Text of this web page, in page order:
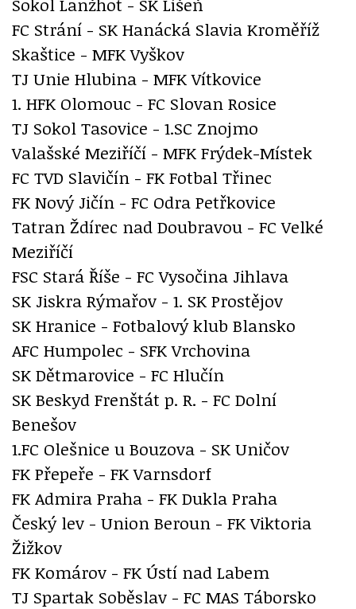
FC Strání - SK Hanácká Slavia Kroměříž
Skaštice - MFK Vyškov
TJ Unie Hlubina - MFK Vítkovice
1. HFK Olomouc - FC Slovan Rosice
TJ Sokol Tasovice - 1.SC Znojmo
Valašské Meziříčí - MFK Frýdek-Místek
FC TVD Slavičín - FK Fotbal Třinec
FK Nový Jičín - FC Odra Petřkovice
Tatran Ždírec nad Doubravou - FC Velké
Meziříčí
FSC Stará Říše - FC Vysočina Jihlava
SK Jiskra Rýmařov - 1. SK Prostějov
SK Hranice - Fotbalový klub Blansko
AFC Humpolec - SFK Vrchovina
SK Dětmarovice - FC Hlučín
SK Beskyd Frenštát p. R. - FC Dolní
Benešov
1.FC Olešnice u Bouzova - SK Uničov
FK Přepeře - FK Varnsdorf
FK Admira Praha - FK Dukla Praha
Český lev - Union Beroun - FK Viktoria
Žižkov
FK Komárov - FK Ústí nad Labem
TJ Spartak Soběslav - FC MAS Táborsko